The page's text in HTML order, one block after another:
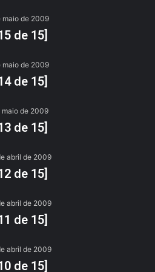
maio de 2009
de 15]
maio de 2009
de 15]
maio de 2009
de 15]
abril de 2009
de 15]
abril de 2009
de 15]
abril de 2009
de 15]